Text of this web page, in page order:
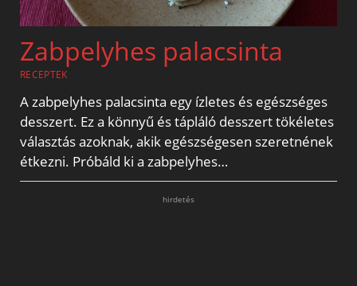
Zabpelyhes palacsinta
RECEPTEK
A zabpelyhes palacsinta egy ízletes és egészséges
desszert. Ez a könnyű és tápláló desszert tökéletes
választás azoknak, akik egészségesen szeretnének
étkezni. Próbáld ki a zabpelyhes…
hirdetés